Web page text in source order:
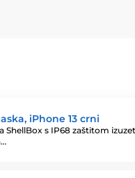
iPhone 13 crni
ShellBox s IP68 zaštitom